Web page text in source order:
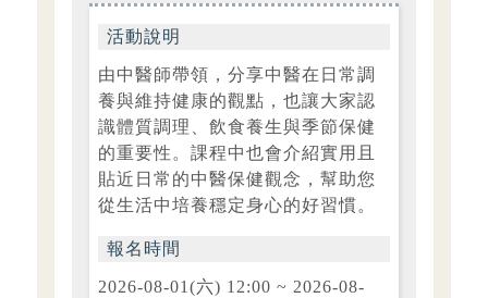
活動說明
由中醫師帶領，分享中醫在日常調
養與維持健康的觀點，也讓大家認
識體質調理、飲食養生與季節保健
的重要性。課程中也會介紹實用且
貼近日常的中醫保健觀念，幫助您
從生活中培養穩定身心的好習慣。
報名時間
2026-08-01(六) 12:00 ~ 2026-08-